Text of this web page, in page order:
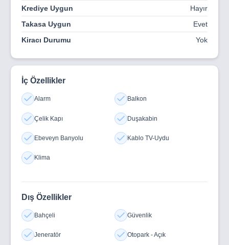
Krediye Uygun
Hayır
Takasa Uygun
Evet
Kiracı Durumu
Yok
İç Özellikler
Alarm Balkon
Çelik Kapı Duşakabin
Ebeveyn Banyolu Kablo TV-Uydu
Klima
Dış Özellikler
Bahçeli Güvenlik
Jeneratör Otopark - Açık